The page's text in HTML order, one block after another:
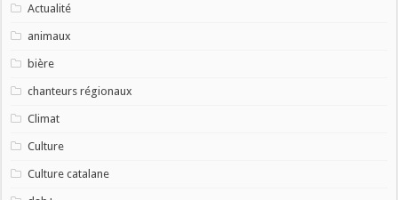
Actualité
animaux
bière
chanteurs régionaux
Climat
Culture
Culture catalane